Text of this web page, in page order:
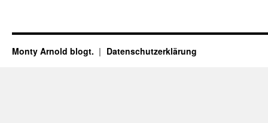
Monty Arnold blogt. Datenschutz­erklärung